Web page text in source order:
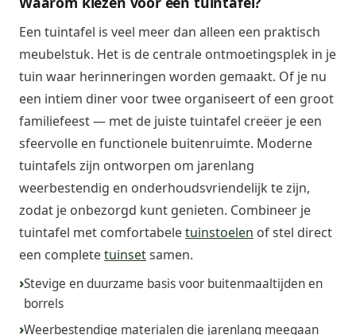
Een tuintafel is veel meer dan alleen een praktisch
meubelstuk. Het is de centrale ontmoetingsplek in je
tuin waar herinneringen worden gemaakt. Of je nu
een intiem diner voor twee organiseert of een groot
familiefeest — met de juiste tuintafel creëer je een
sfeervolle en functionele buitenruimte. Moderne
tuintafels zijn ontworpen om jarenlang
weerbestendig en onderhoudsvriendelijk te zijn,
zodat je onbezorgd kunt genieten. Combineer je
tuintafel met comfortabeletuinstoelen of stel direct
een completetuinsetsamen.
Stevige en duurzame basis voor buitenmaaltijden en
borrels
Weerbestendige materialen die jarenlang meegaan